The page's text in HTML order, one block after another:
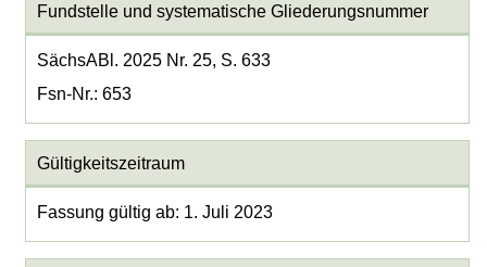
Fundstelle und systematische Gliederungsnummer
SächsABl. 2025 Nr. 25, S. 633
Fsn-Nr.: 653
Gültigkeitszeitraum
Fassung gültig ab: 1. Juli 2023